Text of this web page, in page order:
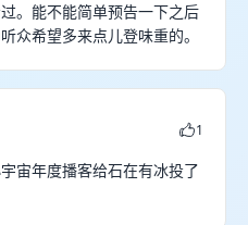
。能不能简单预告一下之后
众希望多来点儿登味重的。
1
宙年度播客给石在有冰投了